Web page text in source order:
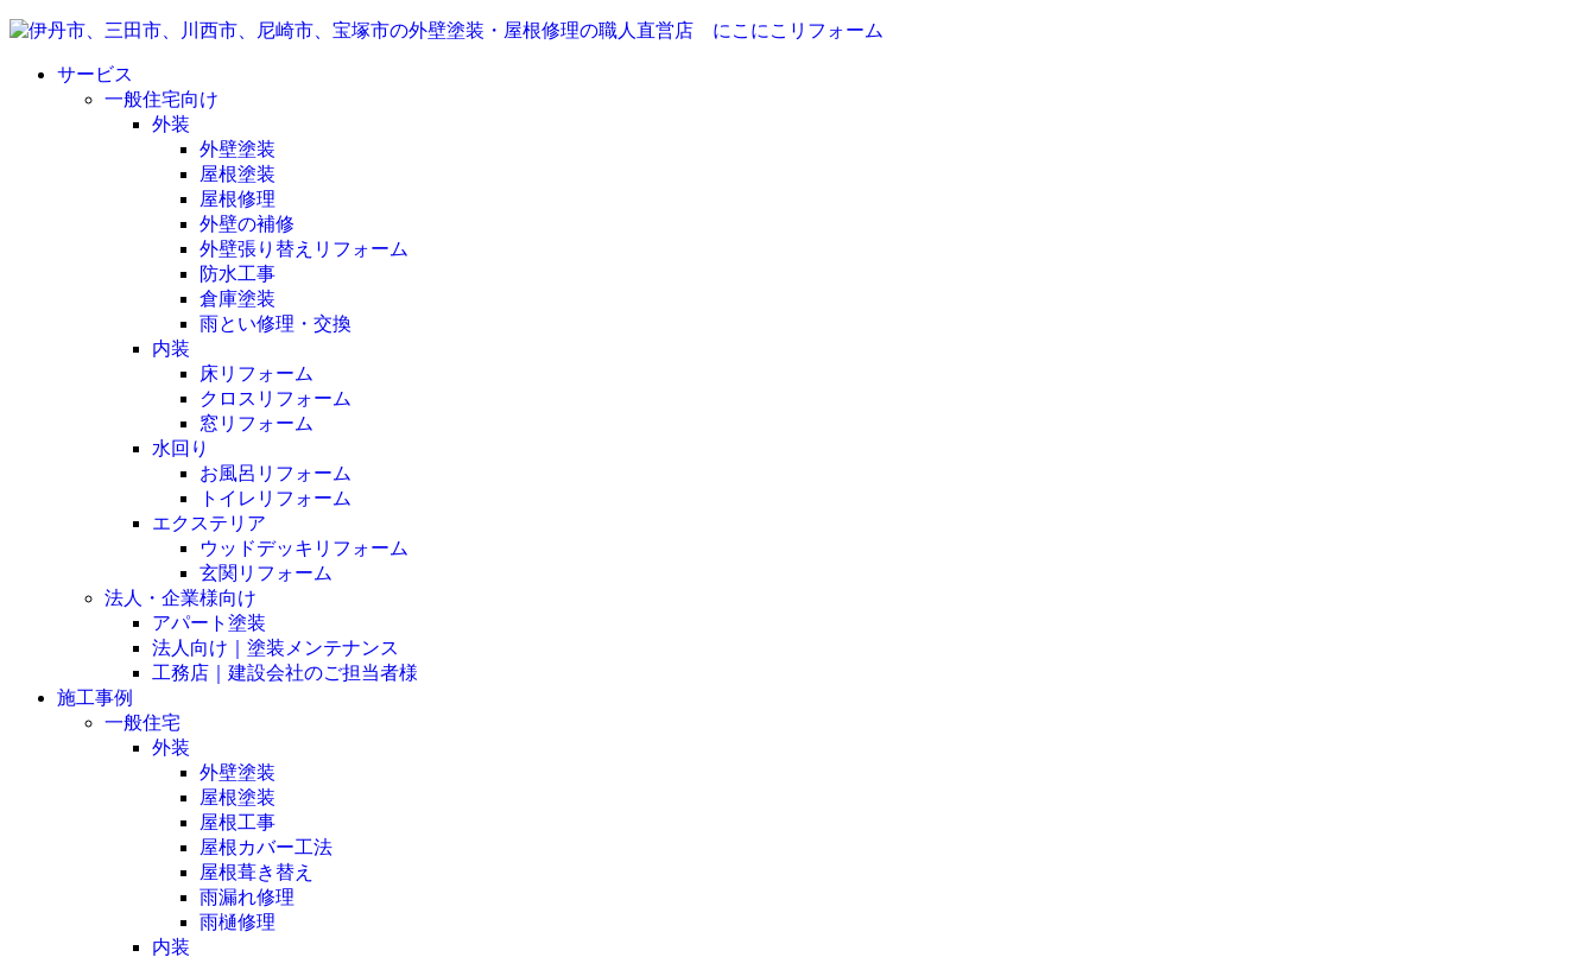
サービス
一般住宅向け
外装
外壁塗装
屋根塗装
屋根修理
外壁の補修
外壁張り替えリフォーム
防水工事
倉庫塗装
雨とい修理・交換
内装
床リフォーム
クロスリフォーム
窓リフォーム
水回り
お風呂リフォーム
トイレリフォーム
エクステリア
ウッドデッキリフォーム
玄関リフォーム
法人・企業様向け
アパート塗装
法人向け｜塗装メンテナンス
工務店｜建設会社のご担当者様
施工事例
一般住宅
外装
外壁塗装
屋根塗装
屋根工事
屋根カバー工法
屋根葺き替え
雨漏れ修理
雨樋修理
内装